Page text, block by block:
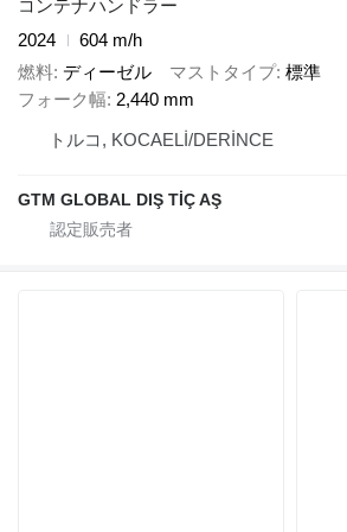
コンテナハンドラー
2024
604 m/h
燃料 ディーゼル マストタイプ 標準
フォーク幅 2,440 mm
トルコ, KOCAELİ/DERİNCE
GTM GLOBAL DIŞ TİÇ AŞ